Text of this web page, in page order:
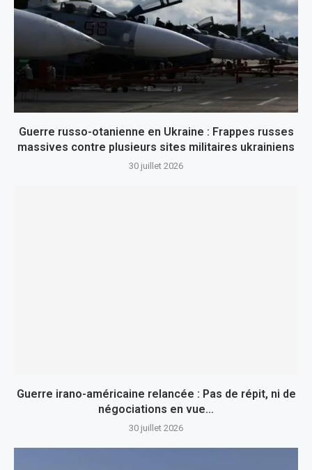
Guerre russo-otanienne en Ukraine : Frappes russes
massives contre plusieurs sites militaires ukrainiens
30 juillet 2026
Guerre irano-américaine relancée : Pas de répit, ni de
négociations en vue…
30 juillet 2026